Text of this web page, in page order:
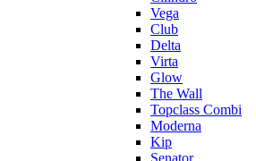
Vega
Club
Delta
Virta
Glow
The Wall
Topclass Combi
Moderna
Kip
Senator